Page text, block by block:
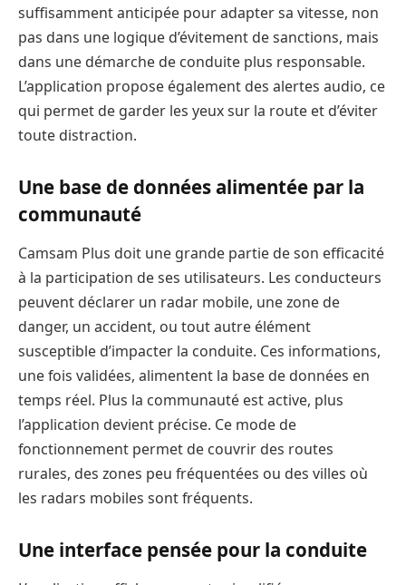
suffisamment anticipée pour adapter sa vitesse, non
pas dans une logique d’évitement de sanctions, mais
dans une démarche de conduite plus responsable.
L’application propose également des alertes audio, ce
qui permet de garder les yeux sur la route et d’éviter
toute distraction.
Une base de données alimentée par la
communauté
Camsam Plus doit une grande partie de son efficacité
à la participation de ses utilisateurs. Les conducteurs
peuvent déclarer un radar mobile, une zone de
danger, un accident, ou tout autre élément
susceptible d’impacter la conduite. Ces informations,
une fois validées, alimentent la base de données en
temps réel. Plus la communauté est active, plus
l’application devient précise. Ce mode de
fonctionnement permet de couvrir des routes
rurales, des zones peu fréquentées ou des villes où
les radars mobiles sont fréquents.
Une interface pensée pour la conduite